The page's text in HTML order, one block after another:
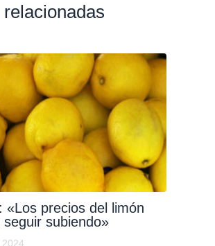
relacionadas
«Los precios del limón
subiendo»